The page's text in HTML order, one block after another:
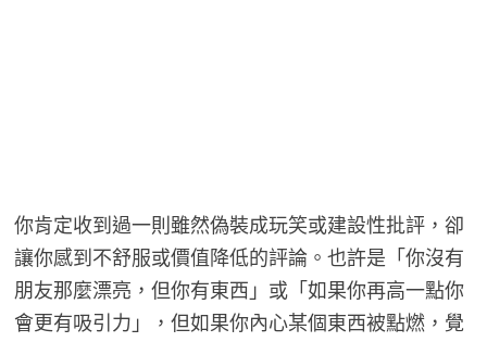
你肯定收到過一則雖然偽裝成玩笑或建設性批評，卻
讓你感到不舒服或價值降低的評論。也許是「你沒有
朋友那麼漂亮，但你有東西」或「如果你再高一點你
會更有吸引力」，但如果你內心某個東西被點燃，覺